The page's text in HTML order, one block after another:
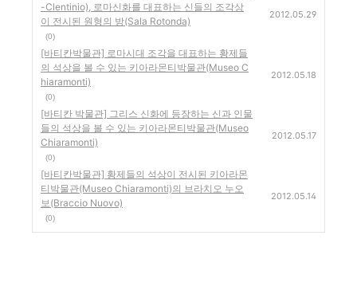
-Clentinio), 로마신화를 대표하는 신들의 조각상
이 전시된 원형의 방(Sala Rotonda)
(0)
2012.05.29
[바티칸박물관] 로마시대 조각을 대표하는 황제들
의 석상을 볼 수 있는 키아라몬티박물관(Museo C
hiaramonti)
(0)
2012.05.18
[바티칸 박물관] 그리스 신화에 등장하는 신과 인물
들의 석상을 볼 수 있는 키아라몬티박물관(Museo
Chiaramonti)
(0)
2012.05.17
[바티칸박물관] 황제들의 석상이 전시된 키아라몬
티박물관(Museo Chiaramonti)의 브라치오 누오
보(Braccio Nuovo)
(0)
2012.05.14